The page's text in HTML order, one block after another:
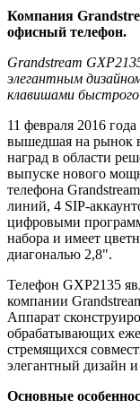
Компания
офисный телефон.
Grandstream
элегантным
клавишами
11 февраля 2016
вышедшая на рынок
наград в области
выпуске нового
телефона
линий, 4 SIP-
цифровыми
набора и имеет
диагональю 2,8".
Телефон GXP2135
компании
Аппарат
обрабатывающих
стремящихся
элегантный дизайн
Основные